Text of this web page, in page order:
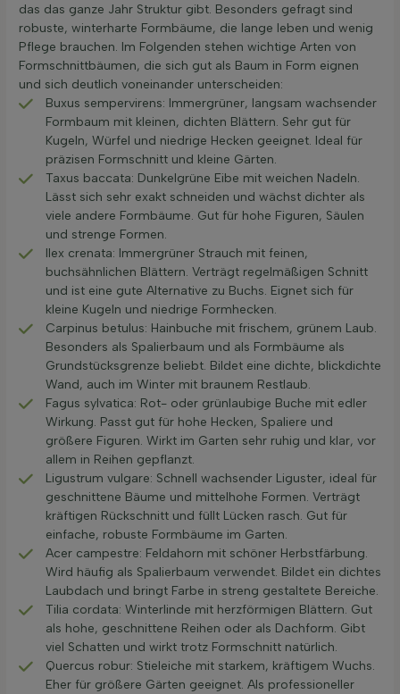
das das ganze Jahr Struktur gibt. Besonders gefragt sind
robuste, winterharte Formbäume, die lange leben und wenig
Pflege brauchen. Im Folgenden stehen wichtige Arten von
Formschnittbäumen, die sich gut als Baum in Form eignen
und sich deutlich voneinander unterscheiden:
Buxus sempervirens: Immergrüner, langsam wachsender
Formbaum mit kleinen, dichten Blättern. Sehr gut für
Kugeln, Würfel und niedrige Hecken geeignet. Ideal für
präzisen Formschnitt und kleine Gärten.
Taxus baccata: Dunkelgrüne Eibe mit weichen Nadeln.
Lässt sich sehr exakt schneiden und wächst dichter als
viele andere Formbäume. Gut für hohe Figuren, Säulen
und strenge Formen.
Ilex crenata: Immergrüner Strauch mit feinen,
buchsähnlichen Blättern. Verträgt regelmäßigen Schnitt
und ist eine gute Alternative zu Buchs. Eignet sich für
kleine Kugeln und niedrige Formhecken.
Carpinus betulus: Hainbuche mit frischem, grünem Laub.
Besonders als Spalierbaum und als Formbäume als
Grundstücksgrenze beliebt. Bildet eine dichte, blickdichte
Wand, auch im Winter mit braunem Restlaub.
Fagus sylvatica: Rot- oder grünlaubige Buche mit edler
Wirkung. Passt gut für hohe Hecken, Spaliere und
größere Figuren. Wirkt im Garten sehr ruhig und klar, vor
allem in Reihen gepflanzt.
Ligustrum vulgare: Schnell wachsender Liguster, ideal für
geschnittene Bäume und mittelhohe Formen. Verträgt
kräftigen Rückschnitt und füllt Lücken rasch. Gut für
einfache, robuste Formbäume im Garten.
Acer campestre: Feldahorn mit schöner Herbstfärbung.
Wird häufig als Spalierbaum verwendet. Bildet ein dichtes
Laubdach und bringt Farbe in streng gestaltete Bereiche.
Tilia cordata: Winterlinde mit herzförmigen Blättern. Gut
als hohe, geschnittene Reihen oder als Dachform. Gibt
viel Schatten und wirkt trotz Formschnitt natürlich.
Quercus robur: Stieleiche mit starkem, kräftigem Wuchs.
Eher für größere Gärten geeignet. Als professioneller